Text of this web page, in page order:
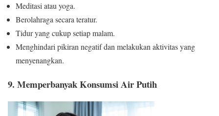
Meditasi atau yoga.
Berolahraga secara teratur.
Tidur yang cukup setiap malam.
Menghindari pikiran negatif dan melakukan aktivitas yang
menyenangkan.
9. Memperbanyak Konsumsi Air Putih